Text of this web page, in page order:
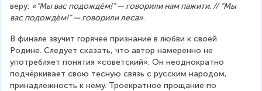
веру: «“Мы вас подождём!” — говорили нам пажити. // “Мы
вас подождём!” — говорили леса».
В финале звучит горячее признание в любви к своей
Родине. Следует сказать, что автор намеренно не
употребляет понятия «советский». Он неоднократно
подчёркивает свою тесную связь с русским народом,
принадлежность к нему. Троекратное прощание по